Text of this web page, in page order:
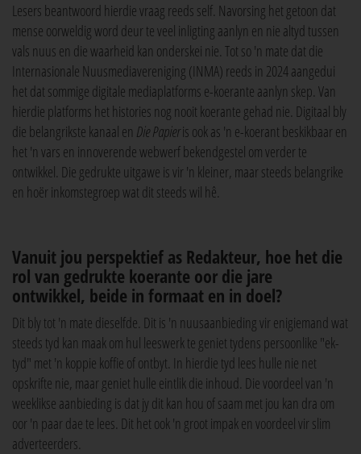
Lesers beantwoord hierdie vraag reeds self. Navorsing het getoon dat
mense oorweldig word deur te veel inligting aanlyn en nie altyd tussen
vals nuus en die waarheid kan onderskei nie. Tot so 'n mate dat die
Internasionale Nuusmediavereniging (INMA) reeds in 2024 aangedui
het dat sommige digitale mediaplatforms e-koerante aanlyn skep. Van
hierdie platforms het histories nog nooit koerante gehad nie. Digitaal bly
die belangrikste kanaal en Die Papieris ook as 'n e-koerant beskikbaar en
het 'n vars en innoverende webwerf bekendgestel om verder te
ontwikkel. Die gedrukte uitgawe is vir 'n kleiner, maar steeds belangrike
en hoër inkomstegroep wat dit steeds wil hê.
Vanuit jou perspektief as Redakteur, hoe het die
rol van gedrukte koerante oor die jare
ontwikkel, beide in formaat en in doel?
Dit bly tot 'n mate dieselfde. Dit is 'n nuusaanbieding vir enigiemand wat
steeds tyd kan maak om hul leeswerk te geniet tydens persoonlike "ek-
tyd" met 'n koppie koffie of ontbyt. In hierdie tyd lees hulle nie net
opskrifte nie, maar geniet hulle eintlik die inhoud. Die voordeel van 'n
weeklikse aanbieding is dat jy dit kan hou of saam met jou kan dra om
oor 'n paar dae te lees. Dit het ook 'n groot impak en voordeel vir slim
adverteerders.